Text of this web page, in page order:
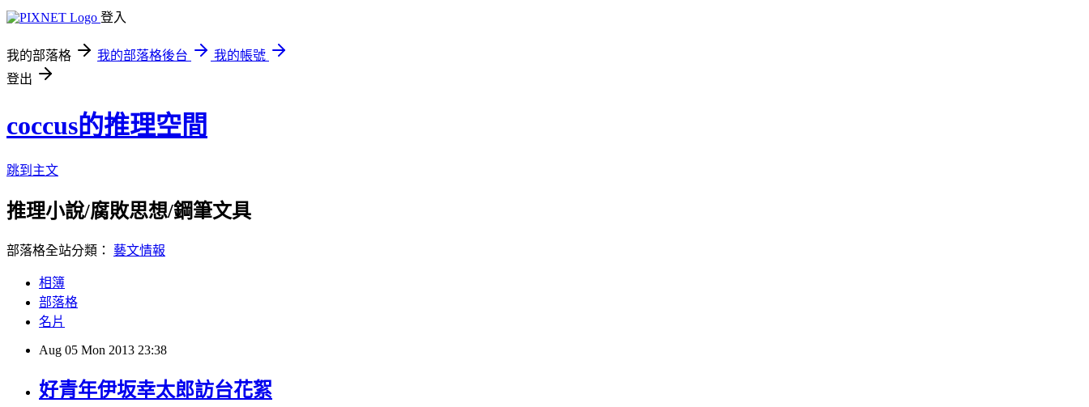
登入
我的部落格 我的部落格後台
我的帳號
登出
coccus的推理空間
跳到主文
推理小說/腐敗思想/鋼筆文具
部落格全站分類： 藝文情報
相簿
部落格
名片
Aug 05 Mon 2013 23:38
好青年伊坂幸太郎訪台花絮